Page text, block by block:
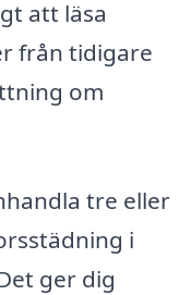
att läsa
från tidigare
om
tre eller
i
ger dig